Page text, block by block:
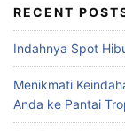
r
c
h
f
o
r
RECENT
Indahnya Spot
Menikmati
Anda ke Pantai